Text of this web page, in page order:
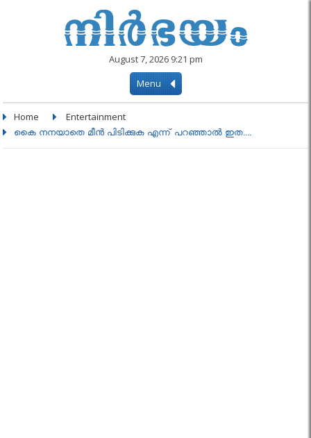
August 7, 2026 9:21 pm
Menu
Home Entertainment
കൈ നനയാതെ മീൻ പിടിക്കുക എന്ന് പറഞ്ഞാൽ ഇത....